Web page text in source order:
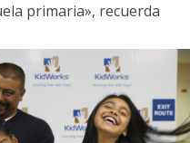
primaria», recuerda